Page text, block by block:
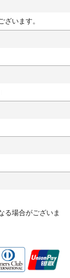
います。
る場合がございま